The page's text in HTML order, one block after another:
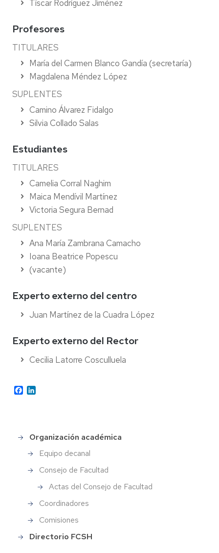
Tíscar Rodríguez Jiménez
Profesores
TITULARES
María del Carmen Blanco Gandía (secretaría)
Magdalena Méndez López
SUPLENTES
Camino Álvarez Fidalgo
Silvia Collado Salas
Estudiantes
TITULARES
Camelia Corral Naghim
Maica Mendívil Martínez
Victoria Segura Bernad
SUPLENTES
Ana María Zambrana Camacho
Ioana Beatrice Popescu
(vacante)
Experto externo del centro
Juan Martínez de la Cuadra López
Experto externo del Rector
Cecilia Latorre Cosculluela
Facebook
Menu_Facultad
Organización académica
Equipo decanal
Consejo de Facultad
Actas del Consejo de Facultad
Coordinadores
Comisiones
Directorio FCSH